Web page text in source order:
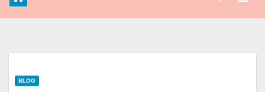
BLOG